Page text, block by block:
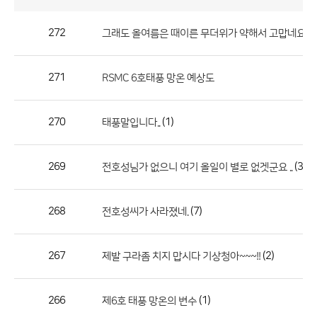
론
호,
272 그래도 올여름은 때이른 무더위가 약해서 고맙네요.
271 RSMC 6호태풍 망온 예상도
270 태풍말입니다.. (1)
269 전호성님가 없으니 여기 올일이 별로 없겟군요 .. (3)
268 전호성씨가 사라졌네. (7)
267 제발 구라좀 치지 맙시다 기상청아~~~!! (2)
266 제6호 태풍 망온의 변수 (1)